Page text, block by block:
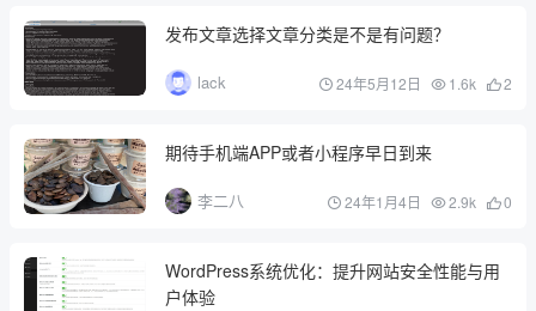
发布文章选择文章分类是不是有问题？
lack 24年5月12日 1.6k 2
期待手机端APP或者小程序早日到来
李二八 24年1月4日 2.9k 0
WordPress系统优化：提升网站安全性能与用
户体验